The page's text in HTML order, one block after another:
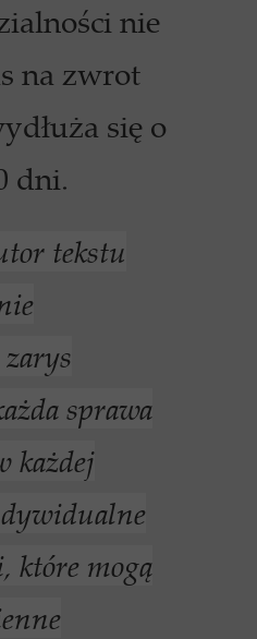
nie
na zwrot
się o
dni.
tekstu
sprawa
każdej
które mogą